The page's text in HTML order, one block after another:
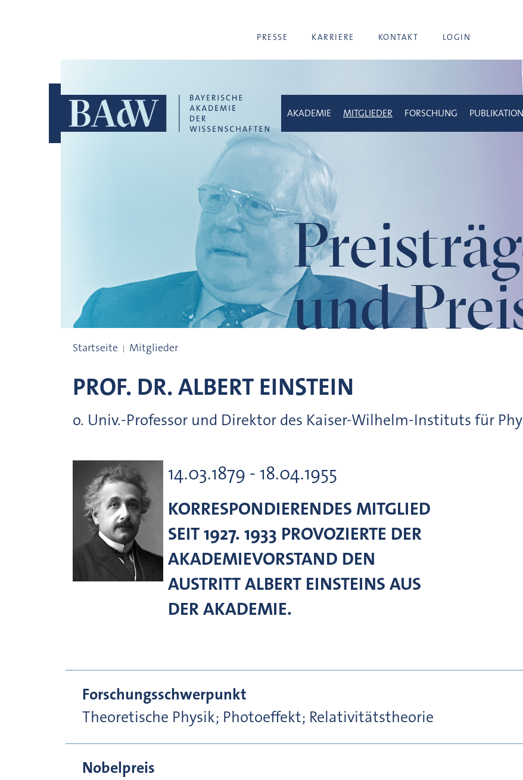
PRESSE KARRIERE KONTAKT LOGIN
und
AKADEMIE MITGLIEDER FORSCHUNG
Startseite Mitglieder
PROF. DR.ALBERT EINSTEIN
o. Univ.-Professor und Direktor des Kaiser-Wilhelm-Instituts für
14.03.1879 - 18.04.1955
KORRESPONDIERENDES MITGLIED
SEIT 1927. 1933 PROVOZIERTE DER
AKADEMIEVORSTAND DEN
AUSTRITT ALBERT EINSTEINS AUS
DER AKADEMIE.
Forschungsschwerpunkt
Theoretische Physik; Photoeffekt; Relativitätstheorie
Nobelpreis